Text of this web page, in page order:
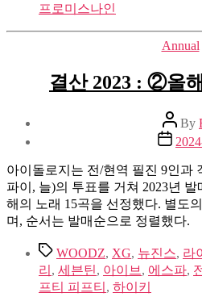
프로미스나인
Annual
결산 2023 : ②올
Post
author
By
Post
date
아이돌로지는 전/현역 필진 9인과
파이, 늘)의 투표를 거쳐 2023년
해의 노래 15곡을 선정했다. 별도
며, 순서는 발매순으로 정렬했다.
TagsWOODZ, XG, 뉴진스, 라
리 , 세븐틴, 아이브 , 에스파,
프티 피프티 , 하이키